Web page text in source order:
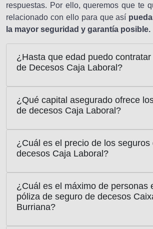
respuestas. Por ello, queremos que te
relacionado con ello para que así
la mayor seguridad y garantía posible.
¿Hasta que edad puedo
de Decesos Caja Laboral?
¿Qué capital asegurado ofrece
de decesos Caja Laboral?
¿Cuál es el precio de los seguros
decesos Caja Laboral?
¿Cuál es el máximo de personas
póliza de seguro de decesos
Burriana?